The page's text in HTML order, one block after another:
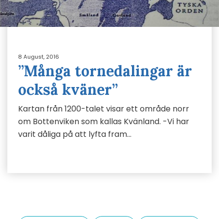
8 August, 2016
”Många tornedalingar är
också kväner”
Kartan från 1200-talet visar ett område norr
om Bottenviken som kallas Kvänland. -Vi har
varit dåliga på att lyfta fram…